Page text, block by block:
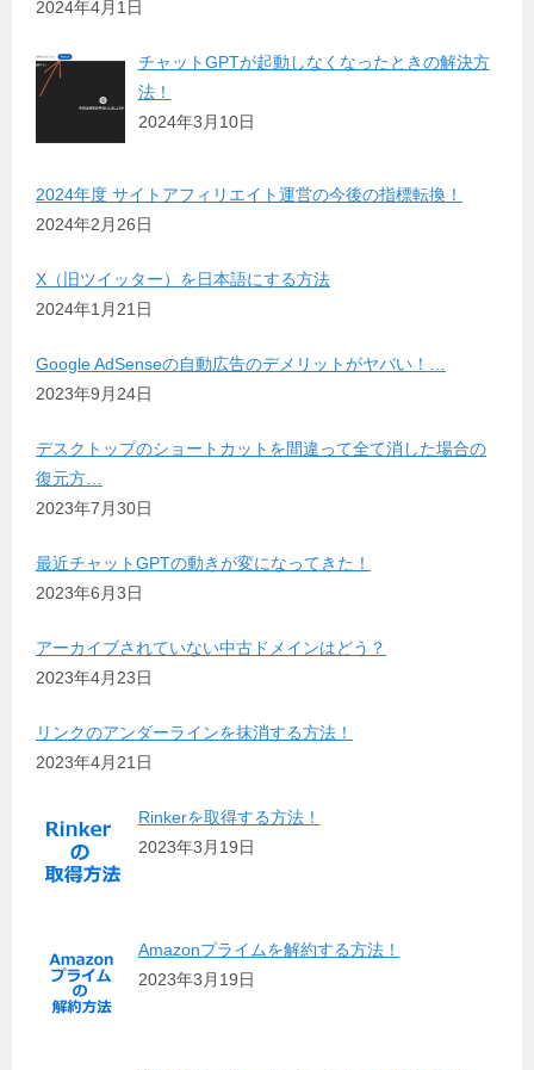
2024年4月1日
チャットGPTが起動しなくなったときの解決方
法！
2024年3月10日
2024年度 サイトアフィリエイト運営の今後の指標転換！
2024年2月26日
X（旧ツイッター）を日本語にする方法
2024年1月21日
Google AdSenseの自動広告のデメリットがヤバい！…
2023年9月24日
デスクトップのショートカットを間違って全て消した場合の
復元方…
2023年7月30日
最近チャットGPTの動きが変になってきた！
2023年6月3日
アーカイブされていない中古ドメインはどう？
2023年4月23日
リンクのアンダーラインを抹消する方法！
2023年4月21日
Rinkerを取得する方法！
2023年3月19日
Amazonプライムを解約する方法！
2023年3月19日